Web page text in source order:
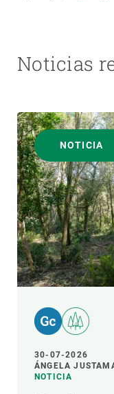
Noticias
NOTICIA
30-07-2026
ÁNGELA
NOTICIA